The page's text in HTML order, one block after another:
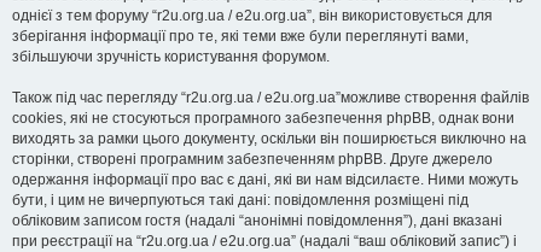
однієї з тем форуму “r2u.org.ua / e2u.org.ua”, він використовується для
зберігання інформації про те, які теми вже були переглянуті вами,
збільшуючи зручність користування форумом.
Також під час перегляду “r2u.org.ua / e2u.org.ua”можливе створення файлів
cookies, які не стосуються програмного забезпечення phpBB, однак вони
виходять за рамки цього документу, оскільки він поширюється виключно на
сторінки, створені програмним забезпеченням phpBB. Друге джерело
одержання інформації про вас є дані, які ви нам відсилаєте. Ними можуть
бути, і цим не вичерпуються такі дані: повідомлення розміщені під
обліковим записом гостя (надалі “анонімні повідомлення”), дані вказані
при реєстрації на “r2u.org.ua / e2u.org.ua” (надалі “ваш обліковий запис”) і